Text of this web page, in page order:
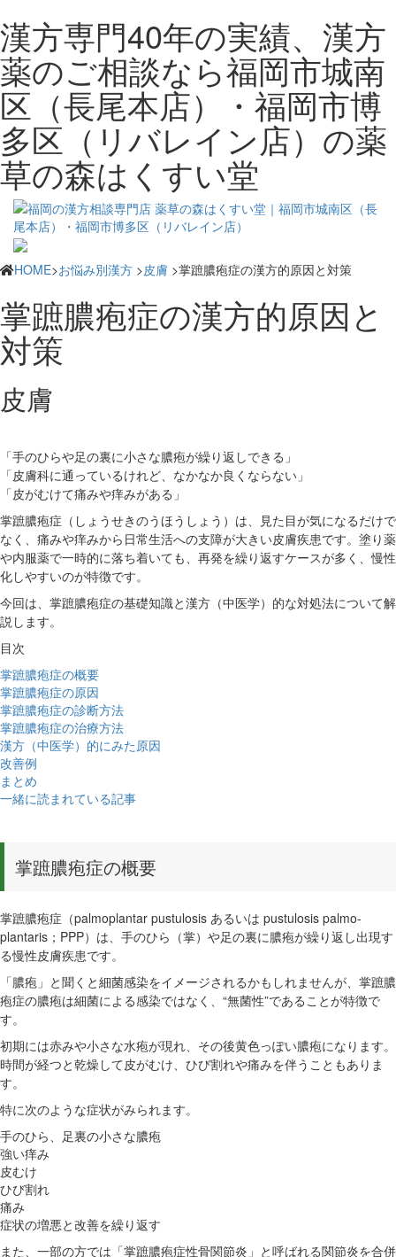
漢方専門40年の実績、漢方
薬のご相談なら福岡市城南
区（長尾本店）・福岡市博
多区（リバレイン店）の薬
草の森はくすい堂
HOME>お悩み別漢方 >皮膚 >掌蹠膿疱症の漢方的原因と対策
掌蹠膿疱症の漢方的原因と
対策
皮膚
「手のひらや足の裏に小さな膿疱が繰り返しできる」
「皮膚科に通っているけれど、なかなか良くならない」
「皮がむけて痛みや痒みがある」
掌蹠膿疱症（しょうせきのうほうしょう）は、見た目が気になるだけで
なく、痛みや痒みから日常生活への支障が大きい皮膚疾患です。塗り薬
や内服薬で一時的に落ち着いても、再発を繰り返すケースが多く、慢性
化しやすいのが特徴です。
今回は、掌蹠膿疱症の基礎知識と漢方（中医学）的な対処法について解
説します。
目次
掌蹠膿疱症の概要
掌蹠膿疱症の原因
掌蹠膿疱症の診断方法
掌蹠膿疱症の治療方法
漢方（中医学）的にみた原因
改善例
まとめ
一緒に読まれている記事
掌蹠膿疱症の概要
掌蹠膿疱症（palmoplantar pustulosis あるいは pustulosis palmo-
plantaris；PPP）は、手のひら（掌）や足の裏に膿疱が繰り返し出現す
る慢性皮膚疾患です。
「膿疱」と聞くと細菌感染をイメージされるかもしれませんが、掌蹠膿
疱症の膿疱は細菌による感染ではなく、“無菌性”であることが特徴で
す。
初期には赤みや小さな水疱が現れ、その後黄色っぽい膿疱になります。
時間が経つと乾燥して皮がむけ、ひび割れや痛みを伴うこともありま
す。
特に次のような症状がみられます。
手のひら、足裏の小さな膿疱
強い痒み
皮むけ
ひび割れ
痛み
症状の増悪と改善を繰り返す
また、一部の方では「掌蹠膿疱症性骨関節炎」と呼ばれる関節炎を合併